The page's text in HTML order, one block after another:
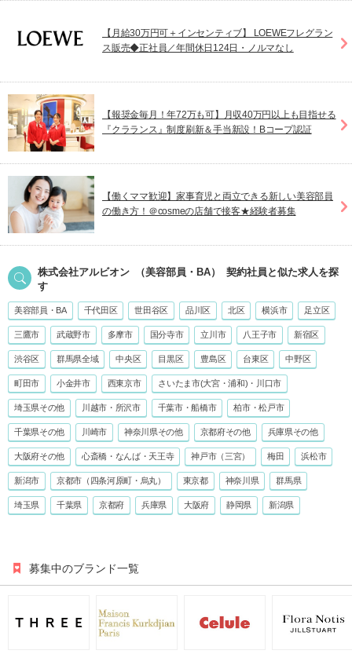
【月給30万円可＋インセンティブ】 LOEWEフレグラン
ス販売◆正社員／年間休日124日・ノルマなし
【報奨金毎月！年72万も可】月収40万円以上も目指せる
『クラランス』制度刷新＆手当新設！Bコープ認証
【働くママ歓迎】家事育児と両立できる新しい美容部員
の働き方！＠cosmeの店舗で接客★経験者募集
株式会社アルビオン （美容部員・BA） 契約社員 と似た求人を探
す
美容部員・BA 千代田区 世田谷区 品川区 北区 横浜市 足立区
三鷹市 武蔵野市 多摩市 国分寺市 立川市 八王子市 新宿区
渋谷区 群馬県全域 中央区 目黒区 豊島区 台東区 中野区
町田市 小金井市 西東京市 さいたま市(大宮・浦和)・川口市
埼玉県その他 川越市・所沢市 千葉市・船橋市 柏市・松戸市
千葉県その他 川崎市 神奈川県その他 京都府その他 兵庫県その他
大阪府その他 心斎橋・なんば・天王寺 神戸市（三宮） 梅田 浜松市
新潟市 京都市（四条河原町・烏丸） 東京都 神奈川県 群馬県
埼玉県 千葉県 京都府 兵庫県 大阪府 静岡県 新潟県
募集中のブランド一覧